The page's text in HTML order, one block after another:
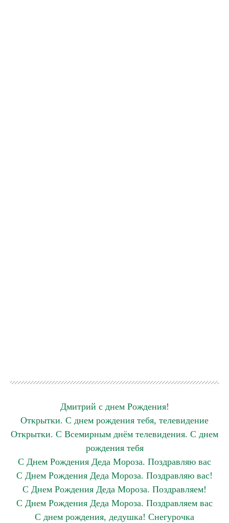
Дмитрий с днем Рождения!
Открытки. С днем рождения тебя, телевидение
Открытки. С Всемирным днём телевидения. С днем
рождения тебя
С Днем Рождения Деда Мороза. Поздравляю вас
С Днем Рождения Деда Мороза. Поздравляю вас!
С Днем Рождения Деда Мороза. Поздравляем!
С Днем Рождения Деда Мороза. Поздравляем вас
С днем рождения, дедушка! Снегурочка